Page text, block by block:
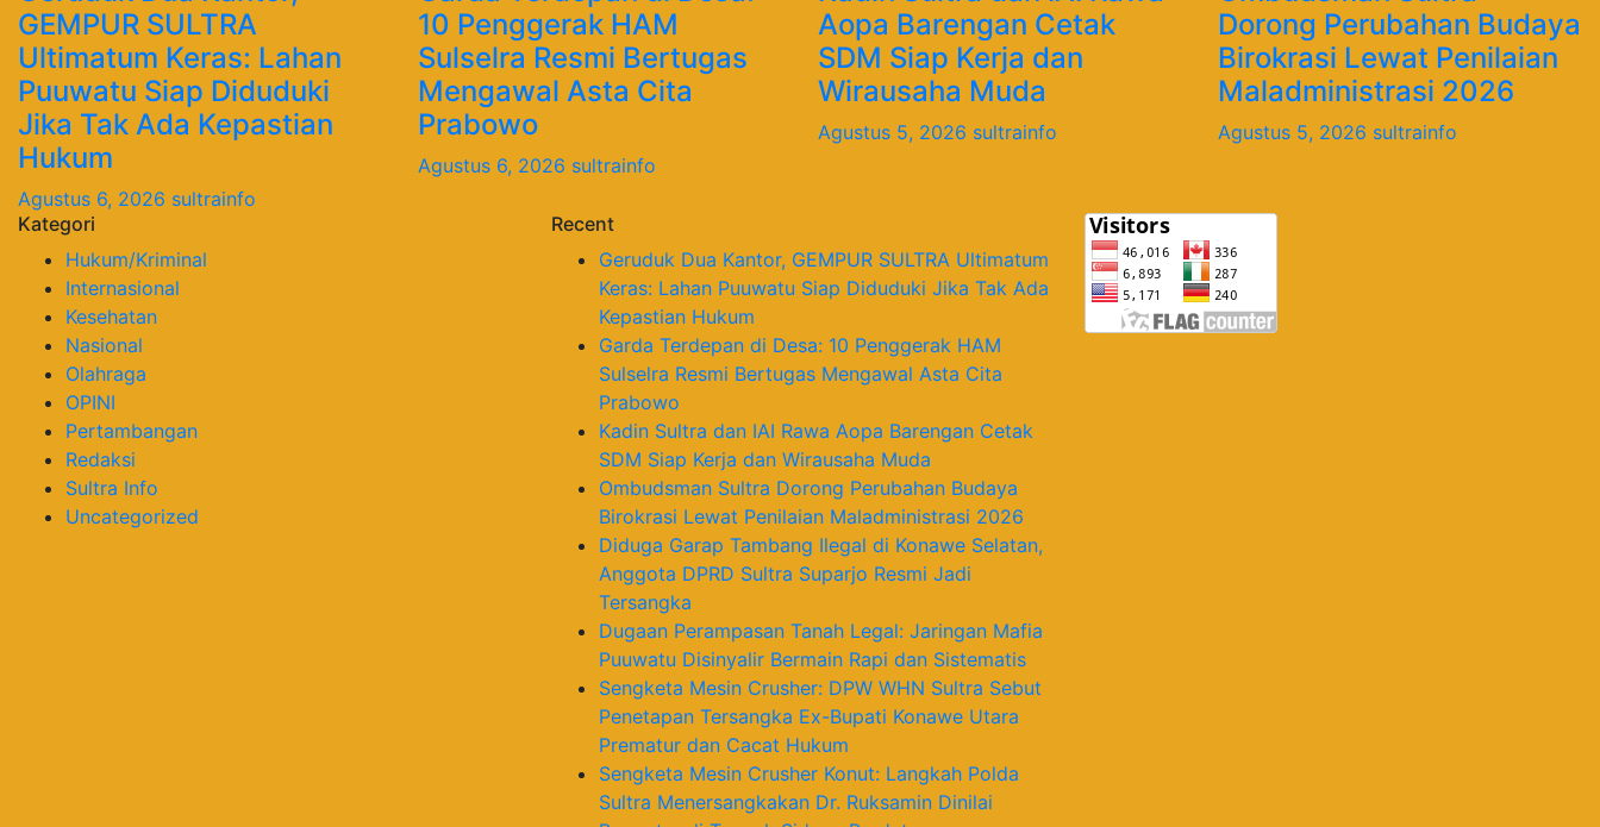
GEMPUR SULTRA
Ultimatum Keras: Lahan
Puuwatu Siap Diduduki
Jika Tak Ada Kepastian
Hukum
Agustus 6, 2026 sultrainfo
10 Penggerak HAM
Sulselra Resmi Bertugas
Mengawal Asta Cita
Prabowo
Agustus 6, 2026 sultrainfo
Aopa Barengan Cetak
SDM Siap Kerja dan
Wirausaha Muda
Agustus 5, 2026 sultrainfo
Dorong Perubahan Budaya
Birokrasi Lewat Penilaian
Maladministrasi 2026
Agustus 5, 2026 sultrainfo
Kategori
Hukum/Kriminal
Internasional
Kesehatan
Nasional
Olahraga
OPINI
Pertambangan
Redaksi
Sultra Info
Uncategorized
Recent
Geruduk Dua Kantor, GEMPUR SULTRA Ultimatum
Keras: Lahan Puuwatu Siap Diduduki Jika Tak Ada
Kepastian Hukum
Garda Terdepan di Desa: 10 Penggerak HAM
Sulselra Resmi Bertugas Mengawal Asta Cita
Prabowo
Kadin Sultra dan IAI Rawa Aopa Barengan Cetak
SDM Siap Kerja dan Wirausaha Muda
Ombudsman Sultra Dorong Perubahan Budaya
Birokrasi Lewat Penilaian Maladministrasi 2026
Diduga Garap Tambang Ilegal di Konawe Selatan,
Anggota DPRD Sultra Suparjo Resmi Jadi
Tersangka
Dugaan Perampasan Tanah Legal: Jaringan Mafia
Puuwatu Disinyalir Bermain Rapi dan Sistematis
Sengketa Mesin Crusher: DPW WHN Sultra Sebut
Penetapan Tersangka Ex-Bupati Konawe Utara
Prematur dan Cacat Hukum
Sengketa Mesin Crusher Konut: Langkah Polda
Sultra Menersangkakan Dr. Ruksamin Dinilai